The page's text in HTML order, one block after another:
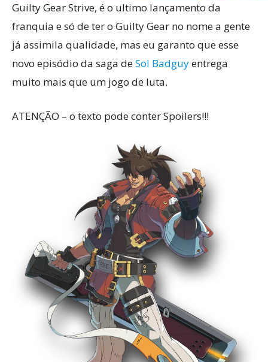
Guilty Gear Strive, é o ultimo lançamento da
franquia e só de ter o Guilty Gear no nome a gente
já assimila qualidade, mas eu garanto que esse
novo episódio da saga deSol Badguyentrega
muito mais que um jogo de luta.
ATENÇÃO – o texto pode conter Spoilers!!!